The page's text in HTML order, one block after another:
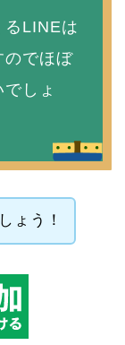
るLINEは
のでほぼ
しょ
ょう！